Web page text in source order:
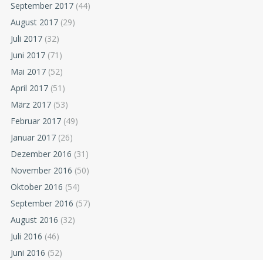
September 2017 (44)
August 2017 (29)
Juli 2017 (32)
Juni 2017 (71)
Mai 2017 (52)
April 2017 (51)
März 2017 (53)
Februar 2017 (49)
Januar 2017 (26)
Dezember 2016 (31)
November 2016 (50)
Oktober 2016 (54)
September 2016 (57)
August 2016 (32)
Juli 2016 (46)
Juni 2016 (52)